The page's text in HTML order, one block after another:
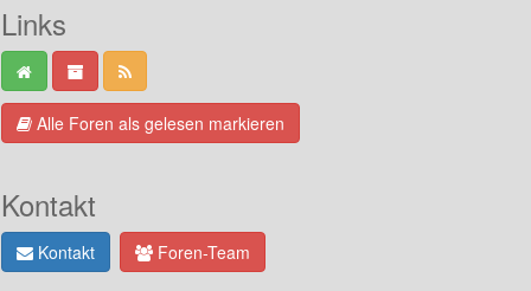
Links
Alle Foren als gelesen markieren
Kontakt
Kontakt Foren-Team